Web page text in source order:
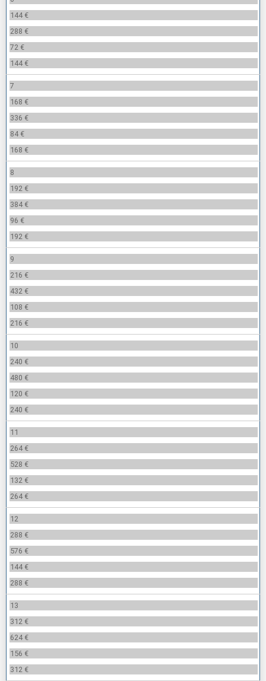
144 €
288 €
72 €
144 €
7
168 €
336 €
84 €
168 €
8
192 €
384 €
96 €
192 €
9
216 €
432 €
108 €
216 €
10
240 €
480 €
120 €
240 €
11
264 €
528 €
132 €
264 €
12
288 €
576 €
144 €
288 €
13
312 €
624 €
156 €
312 €